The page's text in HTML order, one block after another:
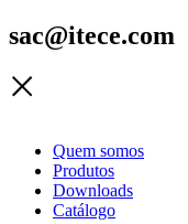
sac@itece.com
Quem somos
Produtos
Downloads
Catálogo